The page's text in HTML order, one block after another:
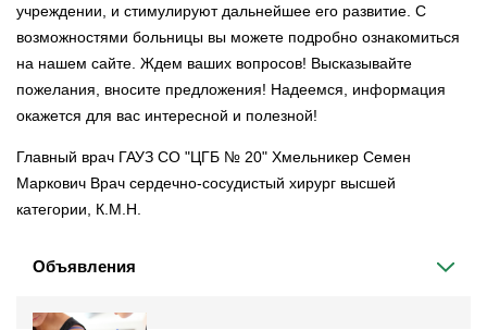
учреждении, и стимулируют дальнейшее его развитие. С
возможностями больницы вы можете подробно ознакомиться
на нашем сайте. Ждем ваших вопросов! Высказывайте
пожелания, вносите предложения! Надеемся, информация
окажется для вас интересной и полезной!
Главный врач ГАУЗ СО "ЦГБ № 20" Хмельникер Семен
Маркович Врач сердечно-сосудистый хирург высшей
категории, К.М.Н.
Объявления